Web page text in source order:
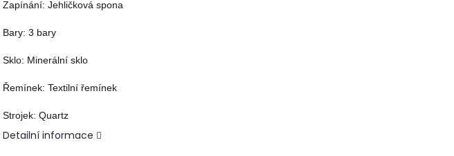
Zapínání: Jehličková spona
Bary: 3 bary
Sklo: Minerální sklo
Řemínek: Textilní řemínek
Strojek: Quartz
Detailní informace